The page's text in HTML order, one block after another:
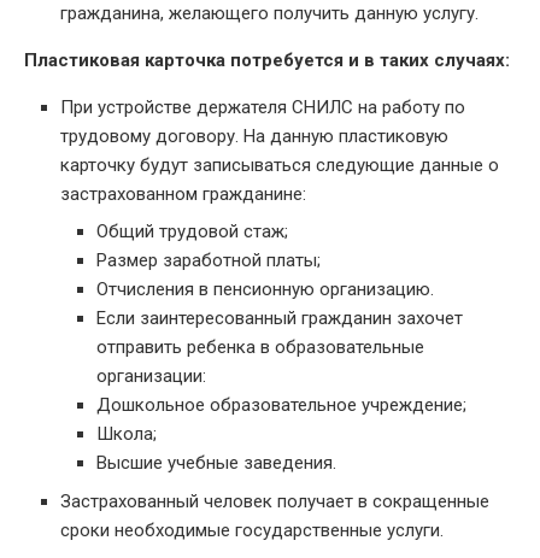
гражданина, желающего получить данную услугу.
Пластиковая карточка потребуется и в таких случаях:
При устройстве держателя СНИЛС на работу по
трудовому договору. На данную пластиковую
карточку будут записываться следующие данные о
застрахованном гражданине:
Общий трудовой стаж;
Размер заработной платы;
Отчисления в пенсионную организацию.
Если заинтересованный гражданин захочет
отправить ребенка в образовательные
организации:
Дошкольное образовательное учреждение;
Школа;
Высшие учебные заведения.
Застрахованный человек получает в сокращенные
сроки необходимые государственные услуги.